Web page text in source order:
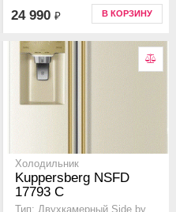
24 990 ₽ В КОРЗИНУ
Холодильник
Kuppersberg NSFD
17793 C